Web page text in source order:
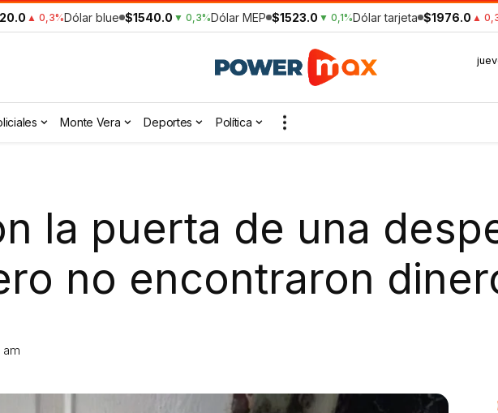
▲ 0,3%Dólar blue $1540.0 ▼ 0,3%Dólar MEP $1523.0 ▼ 0,1%Dólar tarjeta $1976.0 ▲
Monte Vera Deportes Política
la puerta de una
no encontraron
am